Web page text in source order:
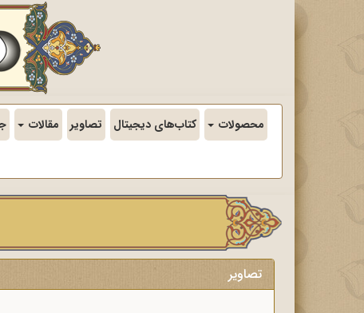
محصولات کتاب‌های دیجیتال تصاویر مقالات
تصاویر